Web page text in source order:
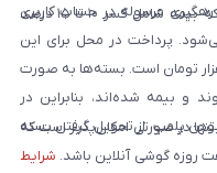
بازگردانده خواهد شد. توجه داشته باشید که بیمه شامل کسر ۱۰ تا ۱۵ درصد
مرسوله در حساب کاربری
پرداخت در محل برای این
ممکن نیست و هزینه ثابت ارسال ۹۹ هزار تومان است. بسته‌ها به صورت
بیمه شده‌اند، بنابراین در
پلمپ، از تحویل گرفتن بسته
در صورتی امکان‌پذیر است که
روزه گوشی آنلاین باشد. شرایط